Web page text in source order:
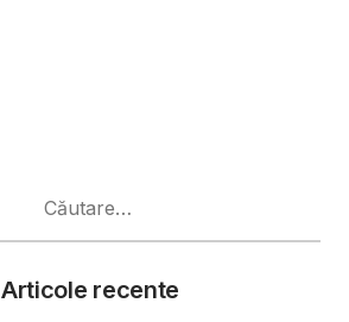
Articole recente